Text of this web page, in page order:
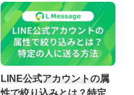
LINE公式アカウントの属